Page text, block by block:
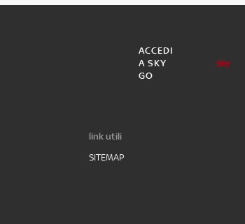
ACCEDI
A SKY
GO
link utili
SITEMAP